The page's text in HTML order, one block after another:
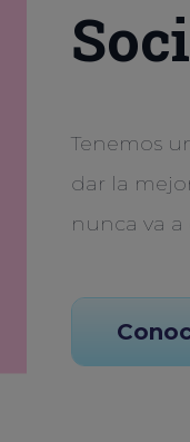
Tenemos
dar la
nunca va a